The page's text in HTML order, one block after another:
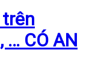
… CÓ AN